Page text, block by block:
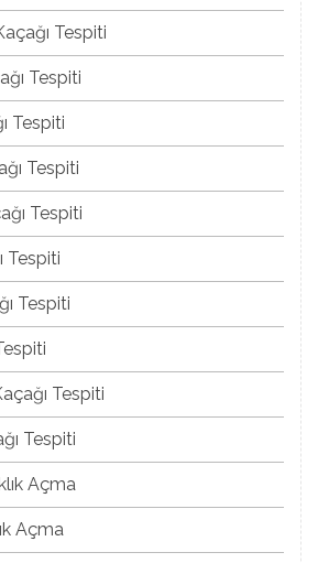
Tespiti
Tespiti
Tespiti
Tespiti
Tespiti
Tespiti
Tespiti
Tespiti
Tespiti
Açma
Açma